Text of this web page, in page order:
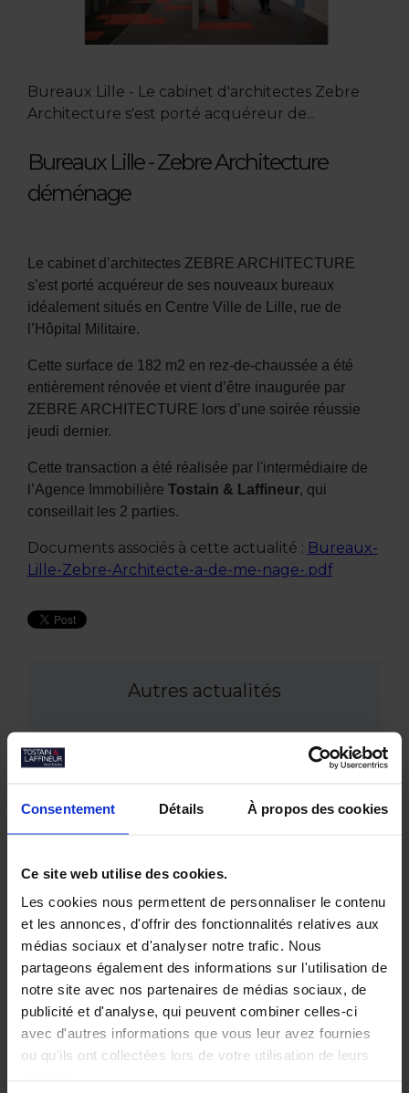
Consentement Détails À propos des cookies
Ce site web utilise des cookies.
Les cookies nous permettent de personnaliser le contenu
et les annonces, d'offrir des fonctionnalités relatives aux
médias sociaux et d'analyser notre trafic. Nous
partageons également des informations sur l'utilisation de
notre site avec nos partenaires de médias sociaux, de
publicité et d'analyse, qui peuvent combiner celles-ci
avec d'autres informations que vous leur avez fournies
ou qu'ils ont collectées lors de votre utilisation de leurs
Bureaux Lille - Le cabinet d'architectes Zebre
Architecture s'est porté acquéreur de...
Bureaux Lille - Zebre Architecture
déménage
Le cabinet d’architectes ZEBRE ARCHITECTURE
s’est porté acquéreur de ses nouveaux bureaux
idéalement situés en Centre Ville de Lille, rue de
l’Hôpital Militaire.
Cette surface de 182 m2 en rez-de-chaussée a été
entièrement rénovée et vient d’être inaugurée par
ZEBRE ARCHITECTURE lors d’une soirée réussie
jeudi dernier.
Cette transaction a été réalisée par l'intermédiaire de
l’Agence Immobilière Tostain & Laffineur, qui
conseillait les 2 parties.
Documents associés à cette actualité : Bureaux-
Lille-Zebre-Architecte-a-de-me-nage-.pdf
Autres actualités
Tostain & Laffineur à la 15ᵉ Business Golf
Empreintes Textiles : une exposition dans
JOCO Pickleball : un nouveau lieu
hybride et convivial à la Pilaterie
Bureaux à vendre à Wasquehal : 772 m²
disponibles au Château Blanc
Février 2026
Conférence annuelle du Club de
l’Immobilier : retour sur le bilan du
marché tertiaire dans la Métropole
Européenne de Lille